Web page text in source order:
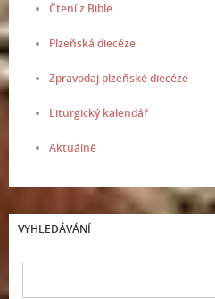
Čtení z Bible
Plzeňská diecéze
Zpravodaj plzeňské diecéze
Liturgický kalendář
Aktuálně
VYHLEDÁVÁNÍ